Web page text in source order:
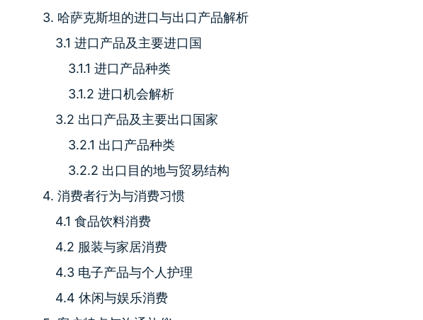
3. 哈萨克斯坦的进口与出口产品解析
3.1 进口产品及主要进口国
3.1.1 进口产品种类
3.1.2 进口机会解析
3.2 出口产品及主要出口国家
3.2.1 出口产品种类
3.2.2 出口目的地与贸易结构
4. 消费者行为与消费习惯
4.1 食品饮料消费
4.2 服装与家居消费
4.3 电子产品与个人护理
4.4 休闲与娱乐消费